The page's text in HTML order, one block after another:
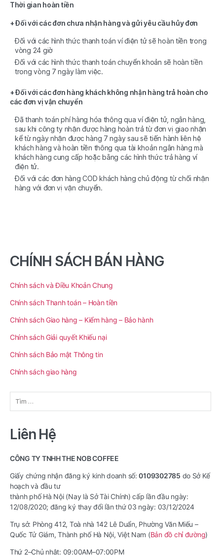
Thời gian hoàn tiền
+ Đối với các đơn chưa nhận hàng và gửi yêu cầu hủy đơn
Đối với các hình thức thanh toán ví điện tử sẽ hoàn tiền trong
vòng 24 giờ
Đối với các hình thức thanh toán chuyển khoản sẽ hoàn tiền
trong vòng 7 ngày làm việc.
+ Đối với các đơn hàng khách không nhận hàng trả hoàn cho
các đơn vị vận chuyển
Đã thanh toán phí hàng hóa thông qua ví điện tử, ngân hàng,
sau khi công ty nhận được hàng hoàn trả từ đơn vị giao nhận
kể từ ngày nhận được hàng 7 ngày sau sẽ tiến hành liên hệ
khách hàng và hoàn tiền thông qua tài khoản ngân hàng mà
khách hàng cung cấp hoặc bằng các hình thức trả hàng ví
điện tử.
Đối với các đơn hàng COD khách hàng chủ động từ chối nhận
hàng với đơn vị vận chuyển.
CHÍNH SÁCH BÁN HÀNG
Chính sách và Điều Khoản Chung
Chính sách Thanh toán – Hoàn tiền
Chính sách Giao hàng – Kiểm hàng – Bảo hành
Chính sách Giải quyết Khiếu nại
Chính sách Bảo mật Thông tin
Chính sách giao hàng
Tìm
kiếm
Liên Hệ
CÔNG TY TNHH THE NOB COFFEE
Giấy chứng nhận đăng ký kinh doanh số:0109302785 do Sở Kế
hoạch và đầu tư
thành phố Hà Nội (Nay là Sở Tài Chính) cấp lần đầu ngày:
12/08/2020; đăng ký thay đổi lần thứ 03 ngày: 03/12/2024
Trụ sở: Phòng 412, Toà nhà 142 Lê Duẩn, Phường Văn Miếu –
Quốc Tử Giám, Thành phố Hà Nội, Việt Nam (Bản đồ chỉ đường)
Thứ 2–Chủ nhật: 09:00AM–07:00PM